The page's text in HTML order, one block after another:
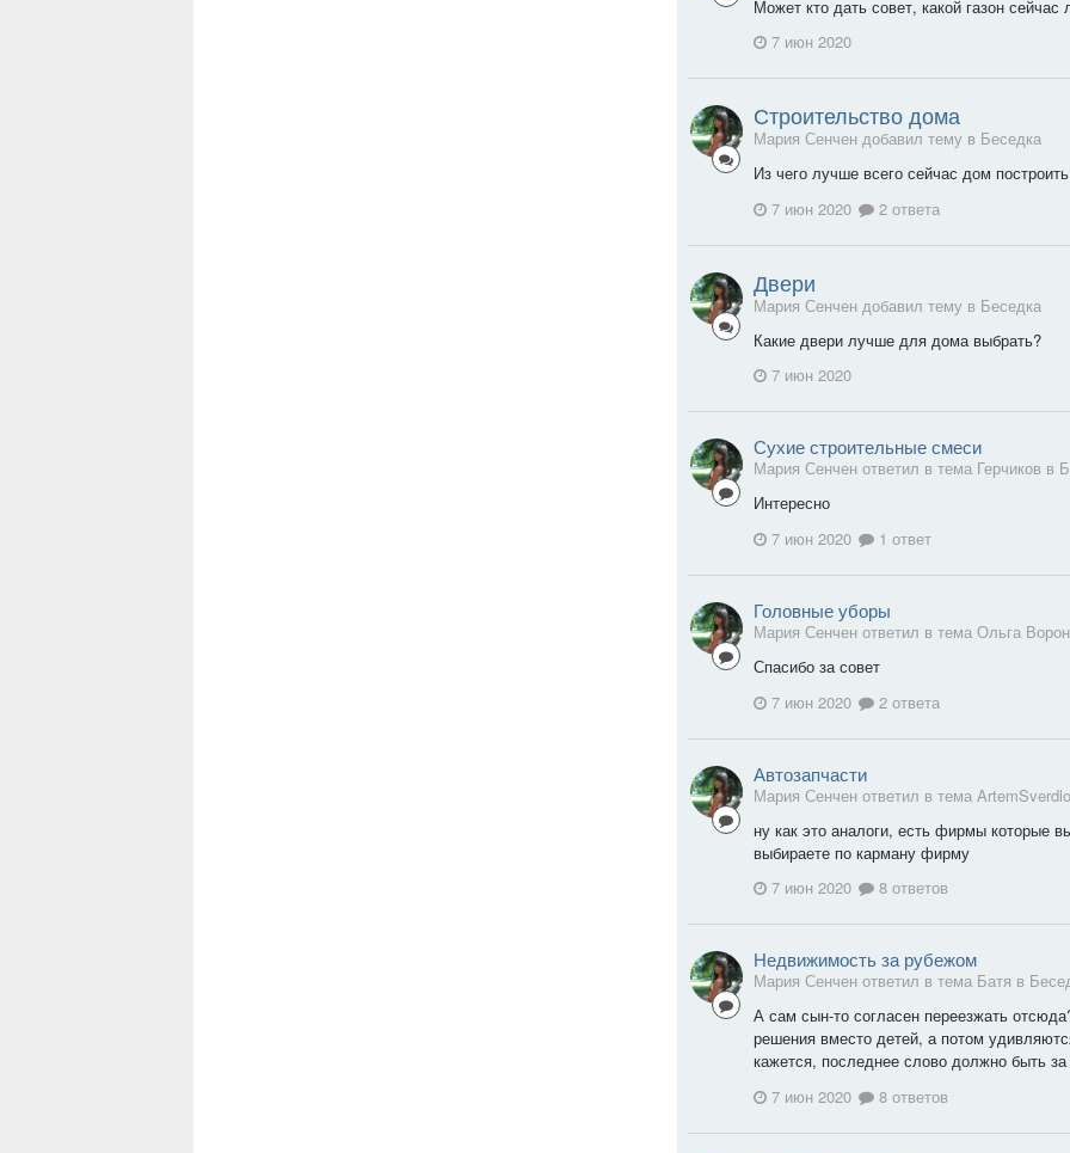
Может кто дать совет, какой газон
7 июн 2020
Строительство дома
Мария Сенчен добавил тему в Беседка
Из чего лучше всего сейчас дом
7 июн 2020
2 ответа
Двери
Мария Сенчен добавил тему в Беседка
Какие двери лучше для дома выбрать?
7 июн 2020
Сухие строительные смеси
Мария Сенчен ответил в тема Герчиков в
Интересно
7 июн 2020
1 ответ
Головные уборы
Мария Сенчен ответил в тема Ольга
Спасибо за совет
7 июн 2020
2 ответа
Автозапчасти
Мария Сенчен ответил в тема
ну как это аналоги, есть фирмы которые
выбираете по карману фирму
7 июн 2020
8 ответов
Недвижимость за рубежом
Мария Сенчен ответил в тема Батя в
А сам сын-то согласен переезжать
решения вместо детей, а потом
кажется, последнее слово должно быть
7 июн 2020
8 ответов